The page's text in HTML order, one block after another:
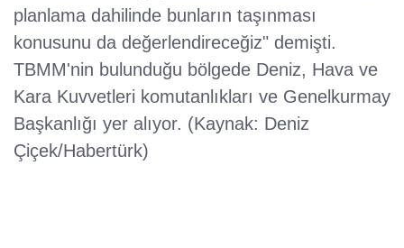
planlama dahilinde bunların taşınması
konusunu da değerlendireceğiz" demişti.
TBMM'nin bulunduğu bölgede Deniz, Hava ve
Kara Kuvvetleri komutanlıkları ve Genelkurmay
Başkanlığı yer alıyor. (Kaynak: Deniz
Çiçek/Habertürk)